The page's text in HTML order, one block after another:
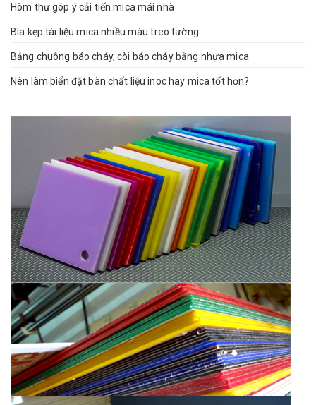
Hòm thư góp ý cải tiến mica mái nhà
Bìa kẹp tài liệu mica nhiều màu treo tường
Bảng chuông báo cháy, còi báo cháy bằng nhựa mica
Nên làm biển đặt bàn chất liệu inoc hay mica tốt hơn?